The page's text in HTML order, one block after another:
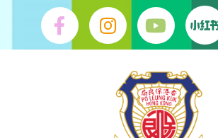
content